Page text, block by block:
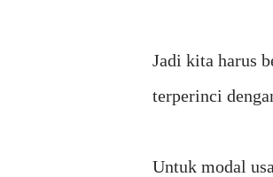
Jadi kita harus
terperinci
Untuk modal